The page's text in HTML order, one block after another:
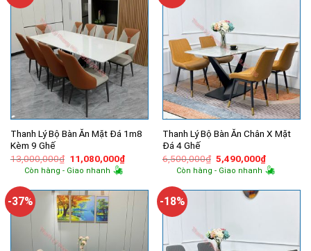
Thanh Lý Bộ Bàn Ăn Mặt Đá 1m8
Kèm 9 Ghế
13,000,000₫ Giá
gốc
là:
11,080,000₫Giá
hiện
11,080,000₫.
Còn hàng - Giao nhanh
Thanh Lý Bộ Bàn Ăn Chân X Mặt
Đá 4 Ghế
6,500,000₫ Giá
gốc
là:
5,490,000₫Giá
hiện
tại
Còn hàng - Giao nhanh
-37% -18%